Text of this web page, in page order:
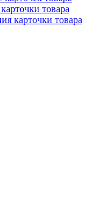
товара
карточки товара